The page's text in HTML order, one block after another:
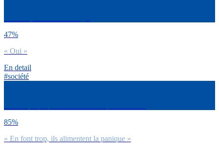
47%
« Oui »
En detail
#société
85%
« En font trop, ils alimentent la panique »